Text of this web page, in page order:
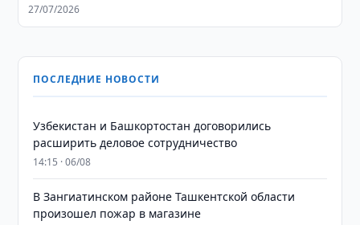
27/07/2026
ПОСЛЕДНИЕ НОВОСТИ
Узбекистан и Башкортостан договорились
расширить деловое сотрудничество
14:15 · 06/08
В Зангиатинском районе Ташкентской области
произошел пожар в магазине